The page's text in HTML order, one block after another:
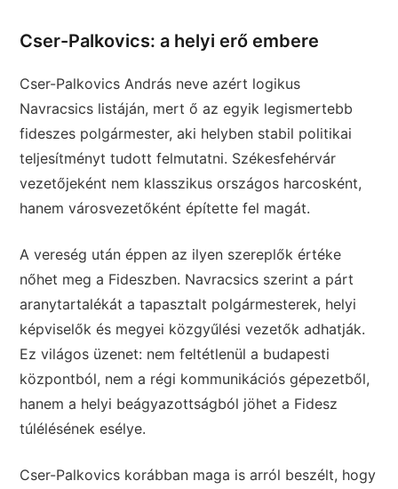
Cser-Palkovics: a helyi erő embere
Cser-Palkovics András neve azért logikus
Navracsics listáján, mert ő az egyik legismertebb
fideszes polgármester, aki helyben stabil politikai
teljesítményt tudott felmutatni. Székesfehérvár
vezetőjeként nem klasszikus országos harcosként,
hanem városvezetőként építette fel magát.
A vereség után éppen az ilyen szereplők értéke
nőhet meg a Fideszben. Navracsics szerint a párt
aranytartalékát a tapasztalt polgármesterek, helyi
képviselők és megyei közgyűlési vezetők adhatják.
Ez világos üzenet: nem feltétlenül a budapesti
központból, nem a régi kommunikációs gépezetből,
hanem a helyi beágyazottságból jöhet a Fidesz
túlélésének esélye.
Cser-Palkovics korábban maga is arról beszélt, hogy